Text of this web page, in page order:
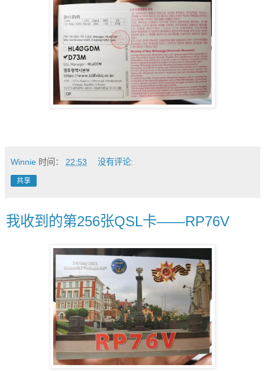
Winnie 时间： 22:53 没有评论:
共享
我收到的第256张QSL卡——RP76V